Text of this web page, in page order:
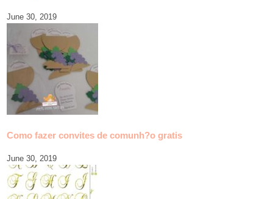
June 30, 2019
Como fazer convites de comunh?o gratis
June 30, 2019